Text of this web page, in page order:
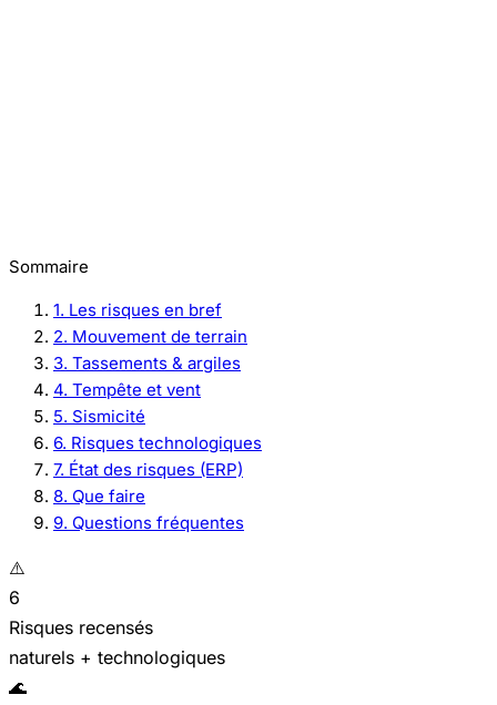
Sommaire
1. Les risques en bref
2. Mouvement de terrain
3. Tassements & argiles
4. Tempête et vent
5. Sismicité
6. Risques technologiques
7. État des risques (ERP)
8. Que faire
9. Questions fréquentes
⚠️
6
Risques recensés
naturels + technologiques
🌊